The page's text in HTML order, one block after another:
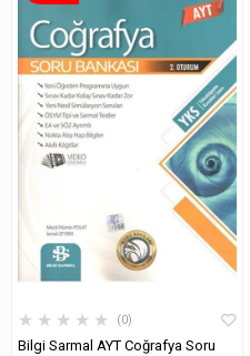
★ ★ ★ ★ ★ 0
Bilgi Sarmal AYT Coğrafya Soru